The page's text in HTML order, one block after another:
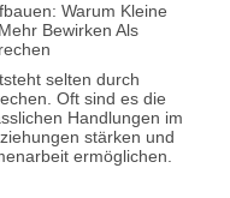
Warum Kleine
Bewirken Als
selten durch
Oft sind es die
Handlungen im
stärken und
ermöglichen.